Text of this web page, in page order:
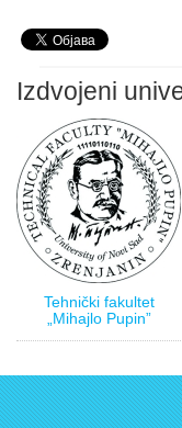
Izdvojeni
Tehnički fakultet
„Mihajlo Pupin”